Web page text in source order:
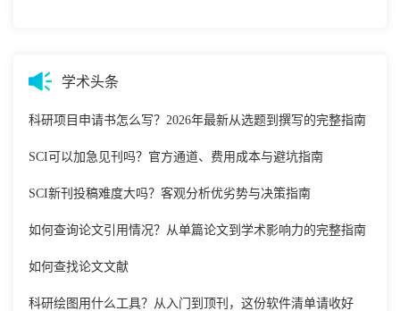
学术头条
科研项目申请书怎么写？2026年最新从选题到撰写的完整指南
SCI可以加急见刊吗？官方通道、费用成本与避坑指南
SCI新刊投稿难度大吗？客观分析优劣势与决策指南
如何查询论文引用情况？从单篇论文到学术影响力的完整指南
如何查找论文文献
科研绘图用什么工具？从入门到顶刊，这份软件清单请收好